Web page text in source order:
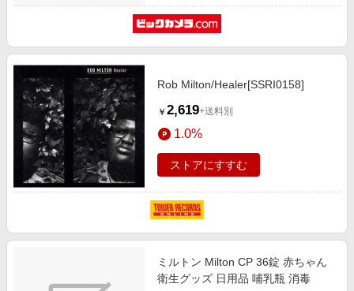
Rob Milton/Healer[SSRI0158]
￥ 2,619+送料別
1.0%
ストアにすすむ
ミルトン Milton CP 36錠 赤ちゃん
衛生グッズ 日用品 哺乳瓶 消毒